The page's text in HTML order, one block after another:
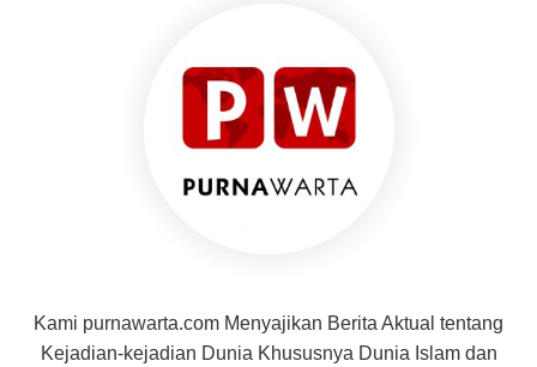
Kami purnawarta.com Menyajikan Berita Aktual tentang
Kejadian-kejadian Dunia Khususnya Dunia Islam dan